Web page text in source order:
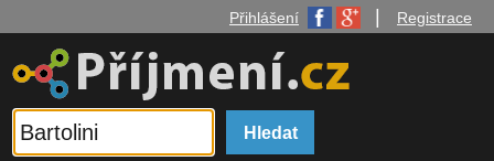
Přihlášení Registrace